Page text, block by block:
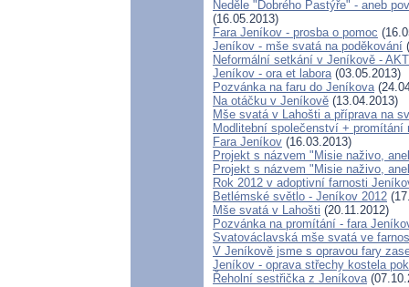
Neděle "Dobrého Pastýře" - aneb
(16.05.2013)
Fara Jeníkov - prosba o pomoc
Jeníkov - mše svatá na poděkování
Neformální setkání v Jeníkově -
Jeníkov - ora et labora(03.05.2013)
Pozvánka na faru do Jeníkova
Na otáčku v Jeníkově (13.04.2013)
Mše svatá v Lahošti a příprava na
Modlitební společenství + promítání
Fara Jeníkov (16.03.2013)
Projekt s názvem "Misie naživo,
Projekt s názvem "Misie naživo,
Rok 2012 v adoptivní farnosti
Betlémské světlo - Jeníkov 2012
Mše svatá v Lahošti (20.11.2012)
Pozvánka na promítání - fara
Svatováclavská mše svatá ve
V Jeníkově jsme s opravou fary
Jeníkov - oprava střechy kostela
Řeholní sestřička z Jeníkova